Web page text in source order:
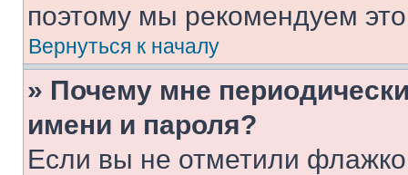
поэтому мы рекомендуем
Вернуться к началу
» Почему мне
имени и пароля?
Если вы не отметили